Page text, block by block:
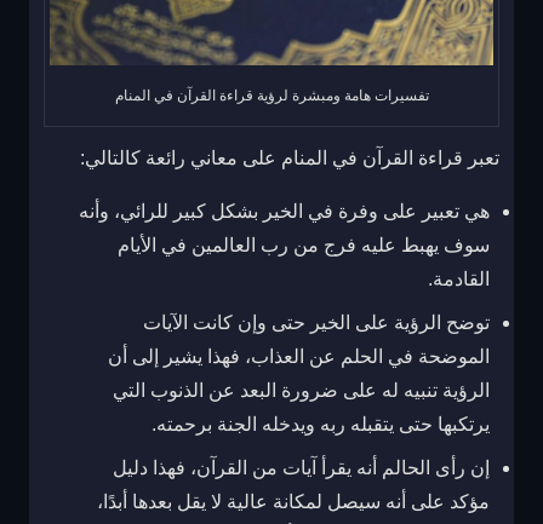
تفسيرات هامة ومبشرة لرؤية قراءة القرآن في المنام
تعبر قراءة القرآن في المنام على معاني رائعة كالتالي:
هي تعبير على وفرة في الخير بشكل كبير للرائي، وأنه
سوف يهبط عليه فرج من رب العالمين في الأيام
القادمة.
توضح الرؤية على الخير حتى وإن كانت الآيات
الموضحة في الحلم عن العذاب، فهذا يشير إلى أن
الرؤية تنبيه له على ضرورة البعد عن الذنوب التي
يرتكبها حتى يتقبله ربه ويدخله الجنة برحمته.
إن رأى الحالم أنه يقرأ آيات من القرآن، فهذا دليل
مؤكد على أنه سيصل لمكانة عالية لا يقل بعدها أبدًا،